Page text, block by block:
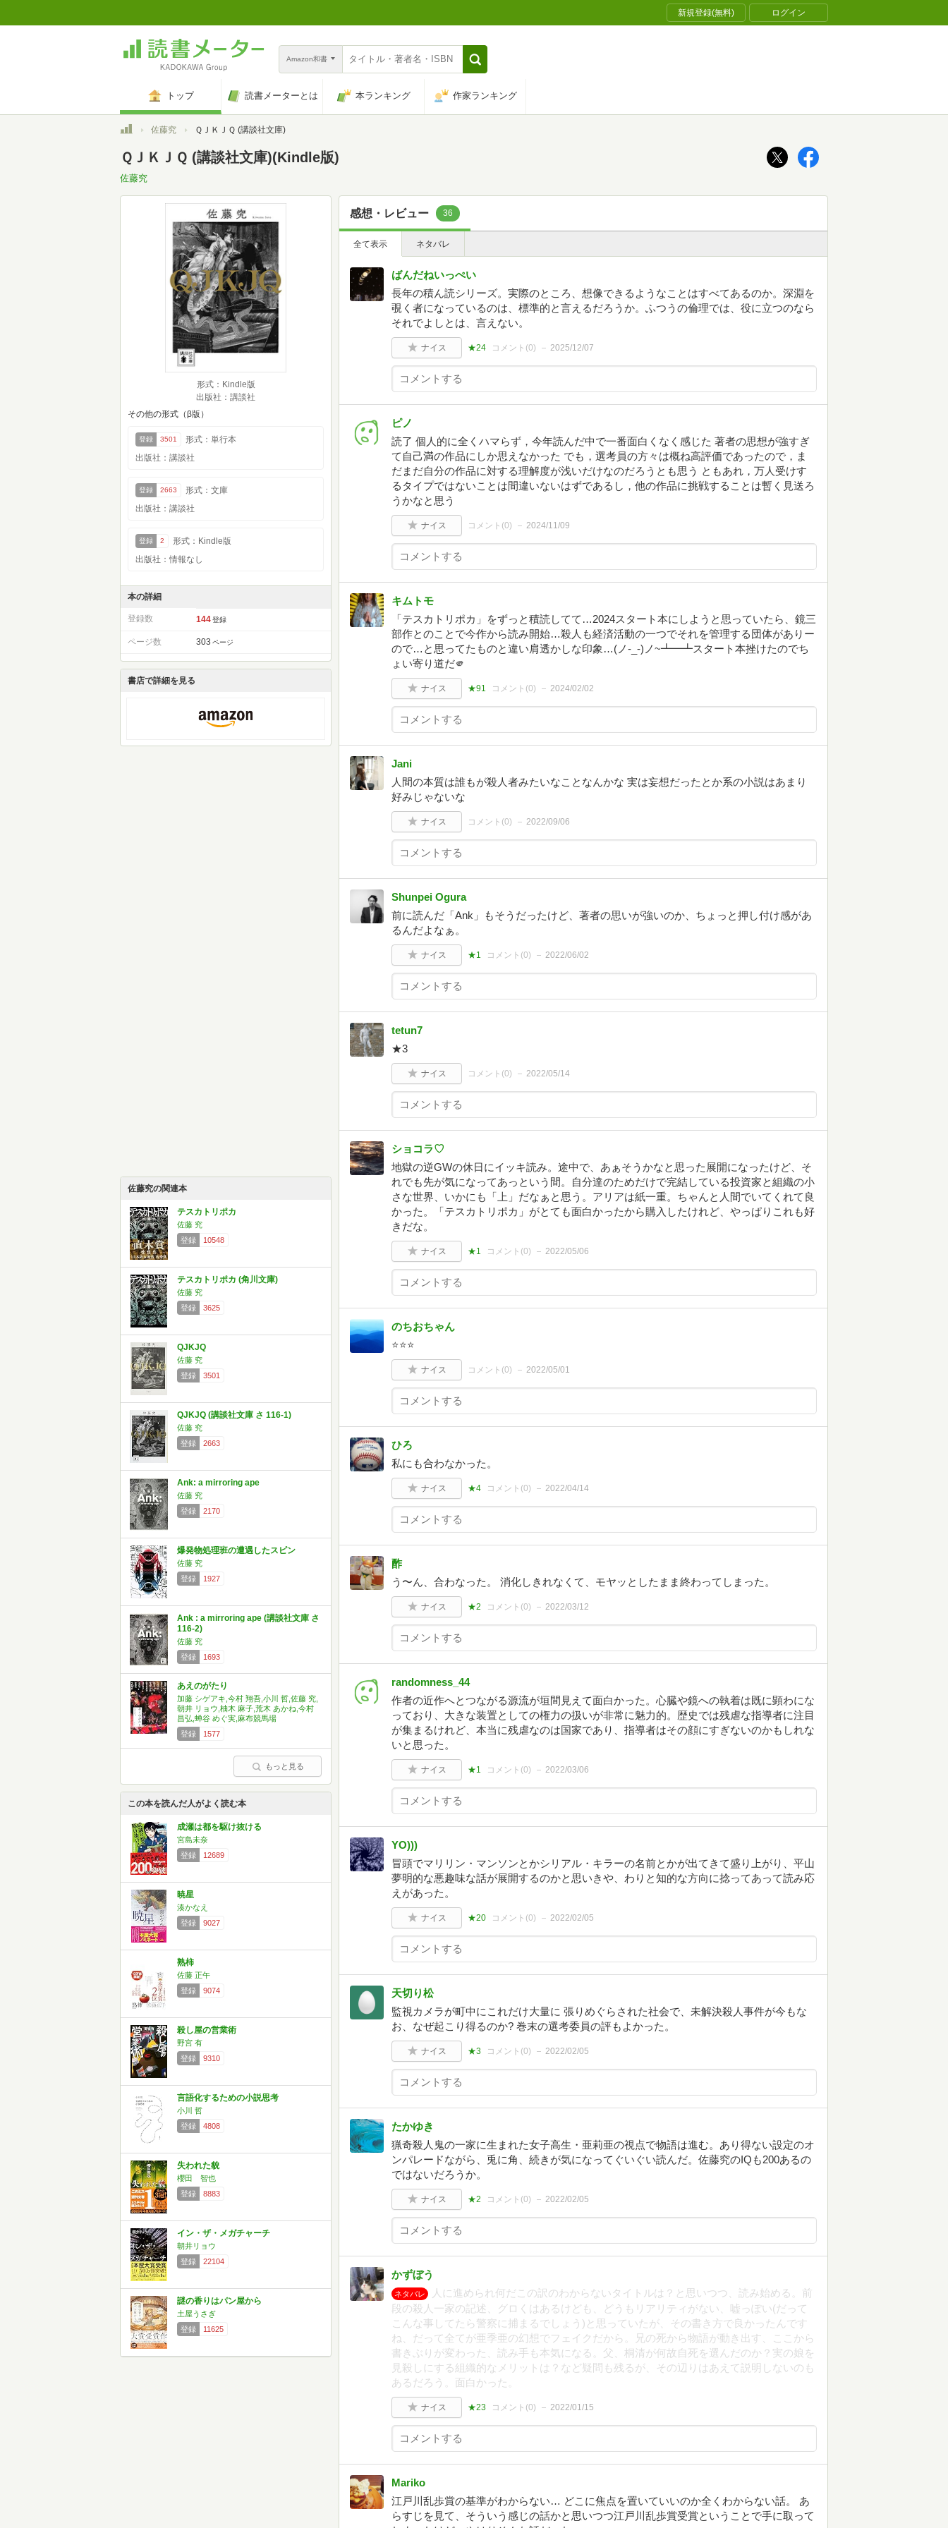
新規登録(無料) ログイン
Amazon和書
トップ 読書メーターとは 本ランキング 作家ランキング
トップ佐藤究 ＱＪＫＪＱ (講談社文庫)
ＱＪＫＪＱ (講談社文庫)(Kindle版)
佐藤究
形式：Kindle版
出版社：講談社
その他の形式（β版）
登録 3501
形式：単行本
出版社：講談社
登録 2663
形式：文庫
出版社：講談社
登録 2
形式：Kindle版
出版社：情報なし
本の詳細
登録数 144 登録
ページ数 303 ページ
書店で詳細を見る
佐藤究の関連本
テスカトリポカ
佐藤 究
登録
10548
テスカトリポカ (角川文庫)
佐藤 究
登録
3625
QJKJQ
佐藤 究
登録
3501
QJKJQ (講談社文庫 さ 116-1)
佐藤 究
登録
2663
Ank: a mirroring ape
佐藤 究
登録
2170
爆発物処理班の遭遇したスピン
佐藤 究
登録
1927
Ank : a mirroring ape (講談社文庫 さ
116-2)
佐藤 究
登録
1693
あえのがたり
加藤 シゲアキ,今村 翔吾,小川 哲,佐藤 究,
朝井 リョウ,柚木 麻子,荒木 あかね,今村
昌弘,蝉谷 めぐ実,麻布競馬場
登録
1577
もっと見る
この本を読んだ人がよく読む本
成瀬は都を駆け抜ける
宮島未奈
登録
12689
暁星
湊かなえ
登録
9027
熟柿
佐藤 正午
登録
9074
殺し屋の営業術
野宮 有
登録
9310
言語化するための小説思考
小川 哲
登録
4808
失われた貌
櫻田 智也
登録
8883
イン・ザ・メガチャーチ
朝井リョウ
登録
22104
謎の香りはパン屋から
土屋うさぎ
登録
11625
感想・レビュー 36
全て表示 ネタバレ
ばんだねいっぺい
長年の積ん読シリーズ。実際のところ、想像できるようなことはすべてあるのか。深淵を
覗く者になっているのは、標準的と言えるだろうか。ふつうの倫理では、役に立つのなら
それでよしとは、言えない。
ナイス ★24 コメント(0) 2025/12/07
ピノ
読了 個人的に全くハマらず，今年読んだ中で一番面白くなく感じた 著者の思想が強すぎ
て自己満の作品にしか思えなかった でも，選考員の方々は概ね高評価であったので，ま
だまだ自分の作品に対する理解度が浅いだけなのだろうとも思う ともあれ，万人受けす
るタイプではないことは間違いないはずであるし，他の作品に挑戦することは暫く見送ろ
うかなと思う
ナイス コメント(0) 2024/11/09
キムトモ
「テスカトリポカ」をずっと積読してて…2024スタート本にしようと思っていたら、鏡三
部作とのことで今作から読み開始…殺人も経済活動の一つでそれを管理する団体がありー
ので…と思ってたものと違い肩透かしな印象…(ノ-_-)ノ~┻━┻スタート本挫けたのでち
ょい寄り道だ🫵
ナイス ★91 コメント(0) 2024/02/02
Jani
人間の本質は誰もが殺人者みたいなことなんかな 実は妄想だったとか系の小説はあまり
好みじゃないな
ナイス コメント(0) 2022/09/06
Shunpei Ogura
前に読んだ「Ank」もそうだったけど、著者の思いが強いのか、ちょっと押し付け感があ
るんだよなぁ。
ナイス ★1 コメント(0) 2022/06/02
tetun7
★3
ナイス コメント(0) 2022/05/14
ショコラ♡
地獄の逆GWの休日にイッキ読み。途中で、あぁそうかなと思った展開になったけど、そ
れでも先が気になってあっという間。自分達のためだけで完結している投資家と組織の小
さな世界、いかにも「上」だなぁと思う。アリアは紙一重。ちゃんと人間でいてくれて良
かった。「テスカトリポカ」がとても面白かったから購入したけれど、やっぱりこれも好
きだな。
ナイス ★1 コメント(0) 2022/05/06
のちおちゃん
⭐️⭐️⭐️
ナイス コメント(0) 2022/05/01
ひろ
私にも合わなかった。
ナイス ★4 コメント(0) 2022/04/14
酢
う〜ん、合わなった。 消化しきれなくて、モヤッとしたまま終わってしまった。
ナイス ★2 コメント(0) 2022/03/12
randomness_44
作者の近作へとつながる源流が垣間見えて面白かった。心臓や鏡への執着は既に顕わにな
っており、大きな装置としての権力の扱いが非常に魅力的。歴史では残虐な指導者に注目
が集まるけれど、本当に残虐なのは国家であり、指導者はその顔にすぎないのかもしれな
いと思った。
ナイス ★1 コメント(0) 2022/03/06
YO)))
冒頭でマリリン・マンソンとかシリアル・キラーの名前とかが出てきて盛り上がり、平山
夢明的な悪趣味な話が展開するのかと思いきや、わりと知的な方向に捻ってあって読み応
えがあった。
ナイス ★20 コメント(0) 2022/02/05
天切り松
監視カメラが町中にこれだけ大量に 張りめぐらされた社会で、未解決殺人事件が今もな
お、なぜ起こり得るのか? 巻末の選考委員の評もよかった。
ナイス ★3 コメント(0) 2022/02/05
たかゆき
猟奇殺人鬼の一家に生まれた女子高生・亜莉亜の視点で物語は進む。あり得ない設定のオ
ンパレードながら、兎に角、続きが気になってぐいぐい読んだ。佐藤究のIQも200あるの
ではないだろうか。
ナイス ★2 コメント(0) 2022/02/05
かずぼう
ネタバレ
人に進められ何だこの訳のわからないタイトルは？と思いつつ、読み始める。前
段の殺人一家の記述、グロくはあるけども、どうもリアリティがない、嘘っぽい(だって
こんな事してたら警察に捕まるでしょう)と思っていたが、その書き方で良かったんです
ね、だって全てが亜季亜の幻想でフェイクだから。兄の死から物語が動き出す、ここから
書きぶりが変わった、読み手も本気になる。父、桐清が何故自死を選んだのか？実の娘を
見殺しにする組織的なメリットは？など疑問も残るが、その辺りはあえて説明しないのも
あるだろう。面白かった。
ナイス ★23 コメント(0) 2022/01/15
Mariko
江戸川乱歩賞の基準がわからない… どこに焦点を置いていいのか全くわからない話。 あ
らすじを見て、そういう感じの話かと思いつつ江戸川乱歩賞受賞ということで手に取って